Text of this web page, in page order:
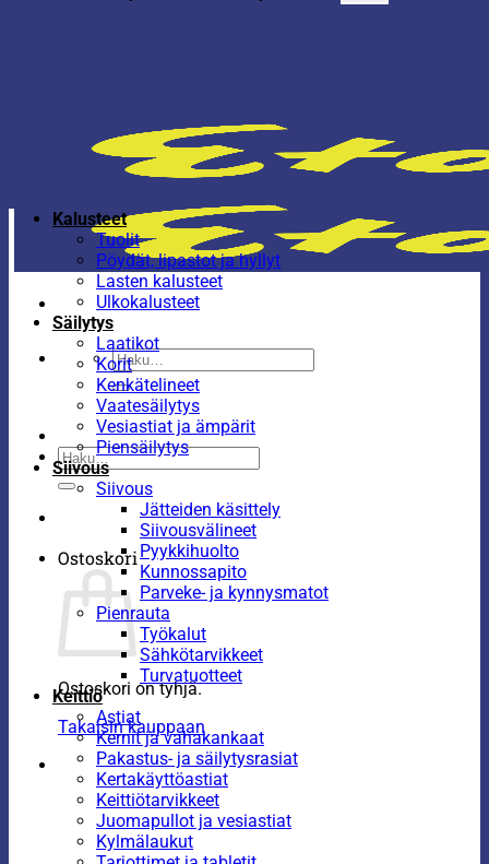
Etsi:
Etsi:
Ostoskori
Ostoskori on tyhjä.
Takaisin kauppaan
Kalusteet
Tuolit
Pöydät, lipastot ja hyllyt
Lasten kalusteet
Ulkokalusteet
Säilytys
Laatikot
Korit
Kenkätelineet
Vaatesäilytys
Vesiastiat ja ämpärit
Piensäilytys
Siivous
Siivous
Jätteiden käsittely
Siivousvälineet
Pyykkihuolto
Kunnossapito
Parveke- ja kynnysmatot
Pienrauta
Työkalut
Sähkötarvikkeet
Turvatuotteet
Keittiö
Astiat
Kernit ja vahakankaat
Pakastus- ja säilytysrasiat
Kertakäyttöastiat
Keittiötarvikkeet
Juomapullot ja vesiastiat
Kylmälaukut